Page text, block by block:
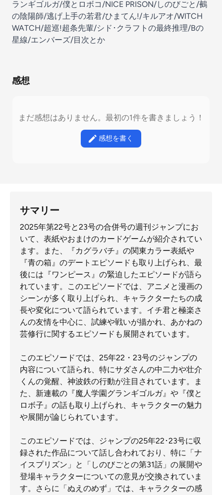
ランギゴルガ/僕とロボコ/NICE PRISON/しのびごと/鵺
の陰陽師/逃げ上手の若君/ひまてん!/キルアオ/WITCH
WATCH/超巡!超条先輩/シド･クラフトの最終推理/Bの
星線/エンバーズ/目次とか
感想
まだ感想はありません。最初の1件を書きましょう！
感想を書く
サマリー
2025年第22号と23号の合併号の週刊ジャンプにお
いて、表紙やおまけのカードゲームが紹介されてい
ます。また、『カグラバチ』の関東カラー表紙や
『青の箱』のデートエピソードも取り上げられ、最
後には『ワンピース』の緊迫したエピソードが語ら
れています。このエピソードでは、アニメと漫画の
シーンが多く取り上げられ、キャラクターたちの成
長や変化について語られています。イチ君と極楽さ
んの友情を中心に、試練や戦いが描かれ、あかねの
芸修行に関するエピソードも展開されています。
このエピソードでは、25年22・23号のジャンプの
内容について語られ、特にサダさんの中二力や壮介
くんの覚醒、神波鉄の行動が注目されています。ま
た、新連載の『魔人学園グランギゴルガ』や『僕と
ロボ子』の話も取り上げられ、キャラクターの魅力
や展開が論じられています。
このエピソードでは、ジャンプの25年22･23号に収
録された作品について話し合われており、特に「ナ
イスプリズン」と「しのびごとの第31話」の展開や
登場キャラクターについての意見が交換されていま
す。さらに「ぬえのめず」では、キャラクターの感